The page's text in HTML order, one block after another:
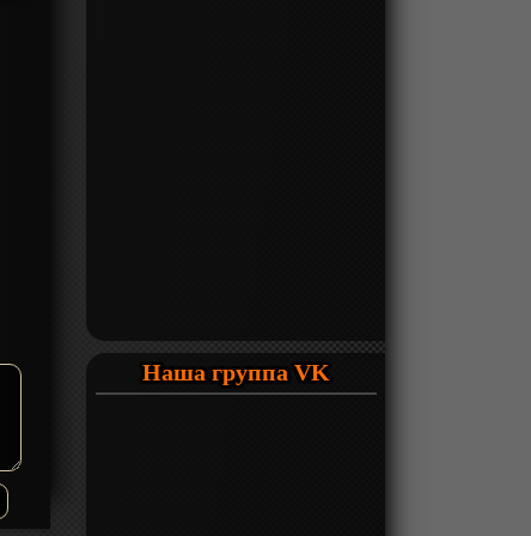
Наша группа VK